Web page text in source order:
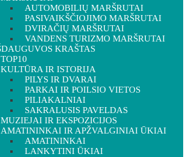
AUTOMOBILIŲ MARŠRUTAI
PASIVAIKŠČIOJIMO MARŠRUTAI
DVIRAČIŲ MARŠRUTAI
VANDENS TURIZMO MARŠRUTAI
KRAŠTAS
TOP10
KULTŪRA IR ISTORIJA
PILYS IR DVARAI
PARKAI IR POILSIO VIETOS
PILIAKALNIAI
SAKRALUSIS PAVELDAS
MUZIEJAI IR EKSPOZICIJOS
AMATININKAI IR APŽVALGINIAI ŪKIAI
AMATININKAI
LANKYTINI ŪKIAI